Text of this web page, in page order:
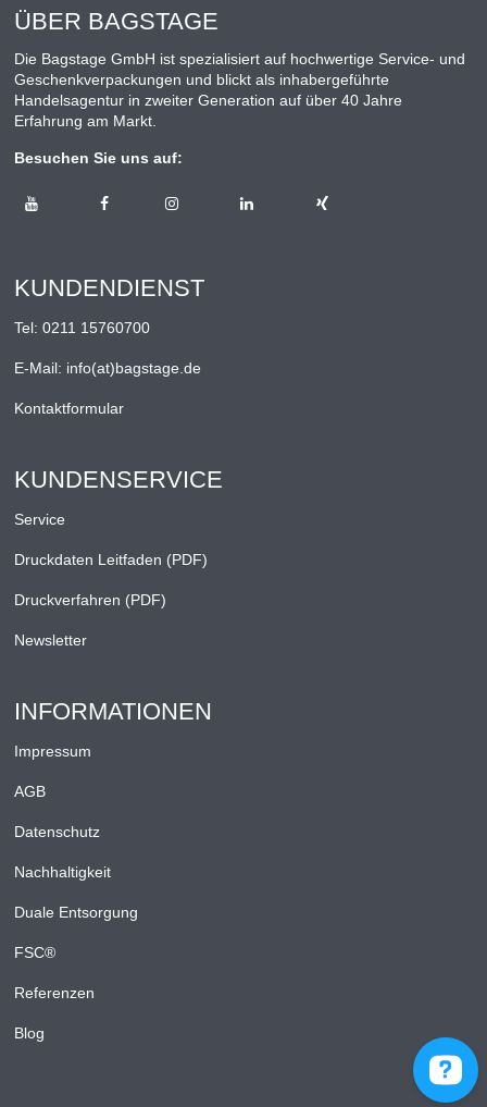
ÜBER BAGSTAGE
Die Bagstage GmbH ist spezialisiert auf hochwertige Service- und
Geschenkverpackungen und blickt als inhabergeführte
Handelsagentur in zweiter Generation auf über 40 Jahre
Erfahrung am Markt.
Besuchen Sie uns auf:
KUNDENDIENST
Tel:0211 15760700
E-Mail: info(at)bagstage.de
Kontaktformular
KUNDENSERVICE
Service
Druckdaten Leitfaden (PDF)
Druckverfahren (PDF)
Newsletter
INFORMATIONEN
Impressum
AGB
Datenschutz
Nachhaltigkeit
Duale Entsorgung
FSC®
Referenzen
Blog